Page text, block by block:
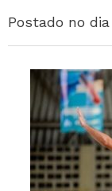
Postado no